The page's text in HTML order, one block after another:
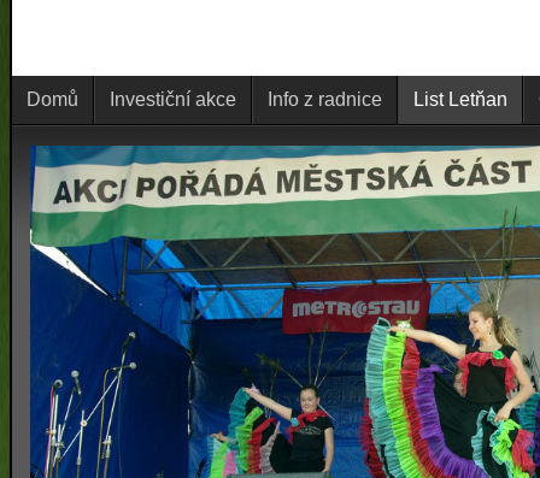
Domů Investiční akce Info z radnice List Letňan